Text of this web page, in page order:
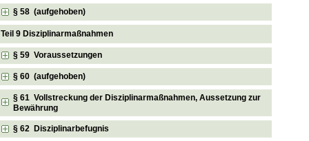
§ 58 (aufgehoben)
Teil 9 Disziplinarmaßnahmen
§ 59 Voraussetzungen
§ 60 (aufgehoben)
§ 61 Vollstreckung der Disziplinarmaßnahmen, Aussetzung zur
Bewährung
§ 62 Disziplinarbefugnis